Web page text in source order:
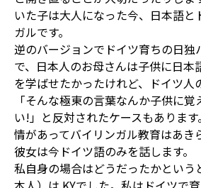
いた子は大人になった今、日本語と
ガルです。
逆のバージョンでドイツ育ちの日独
で、日本人のお母さんは子供に日本
を学ばせたかったけれど、ドイツ人
「そんな極東の言葉なんか子供に
い!」と反対されたケースもありま
情があってバイリンガル教育はあき
彼女は今ドイツ語のみを話します。
私自身の場合はどうだったかという